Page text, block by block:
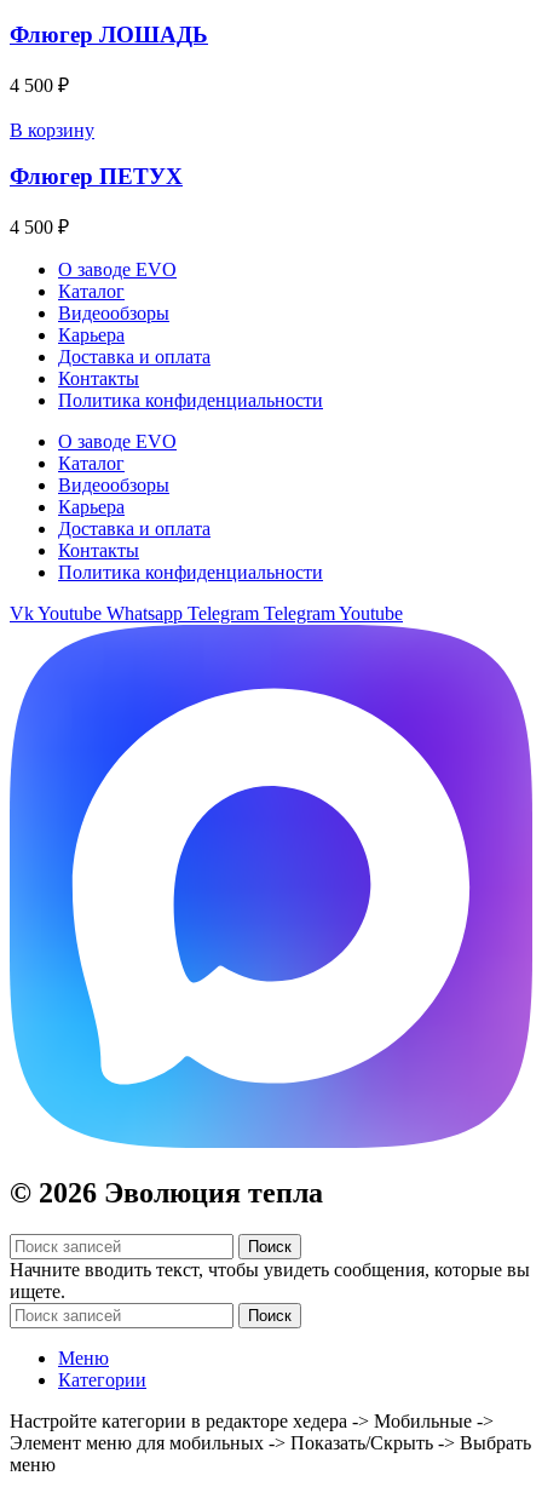
Флюгер ЛОШАДЬ
4 500 ₽
В корзину
Флюгер ПЕТУХ
4 500 ₽
О заводе EVO
Каталог
Видеообзоры
Карьера
Доставка и оплата
Контакты
Политика конфиденциальности
О заводе EVO
Каталог
Видеообзоры
Карьера
Доставка и оплата
Контакты
Политика конфиденциальности
VkYoutube Whatsapp Telegram TelegramYoutube
© 2026 Эволюция тепла
Поиск
Начните вводить текст, чтобы увидеть сообщения, которые вы
ищете.
Поиск
Меню
Категории
Настройте категории в редакторе хедера -> Мобильные ->
Элемент меню для мобильных -> Показать/Скрыть -> Выбрать
меню